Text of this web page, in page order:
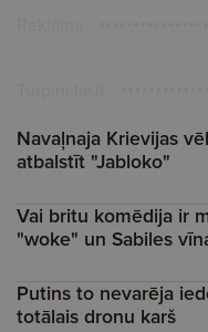
Navaļnaja Krievijas
atbalstīt "Jabloko"
Vai britu komēdija ir
"woke" un Sabiles
Putins to nevarēja
totālais dronu karš